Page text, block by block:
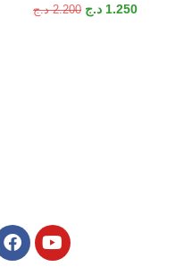
2.200 د.ج 1.250 د.ج